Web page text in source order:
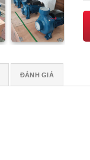
ĐÁNH GIÁ